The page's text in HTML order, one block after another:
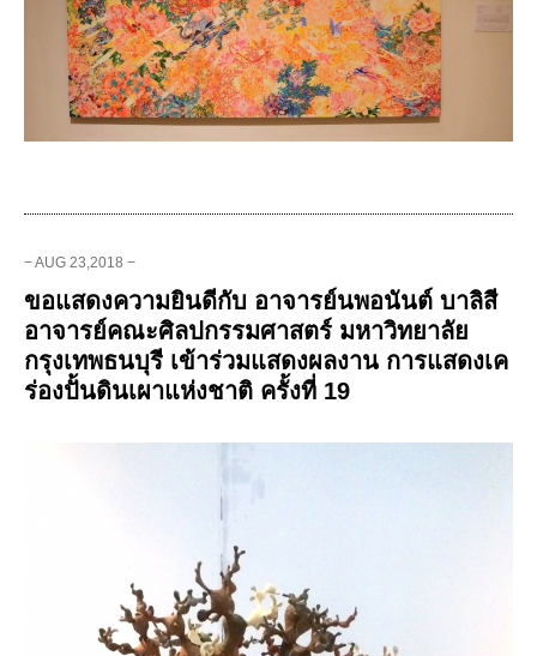
− AUG 23,2018 −
ขอแสดงความยินดีกับ อาจารย์นพอนันต์ บาลิสี
อาจารย์คณะศิลปกรรมศาสตร์ มหาวิทยาลัย
กรุงเทพธนบุรี เข้าร่วมแสดงผลงาน การแสดงเค
ร่องปั้นดินเผาแห่งชาติ ครั้งที่ 19